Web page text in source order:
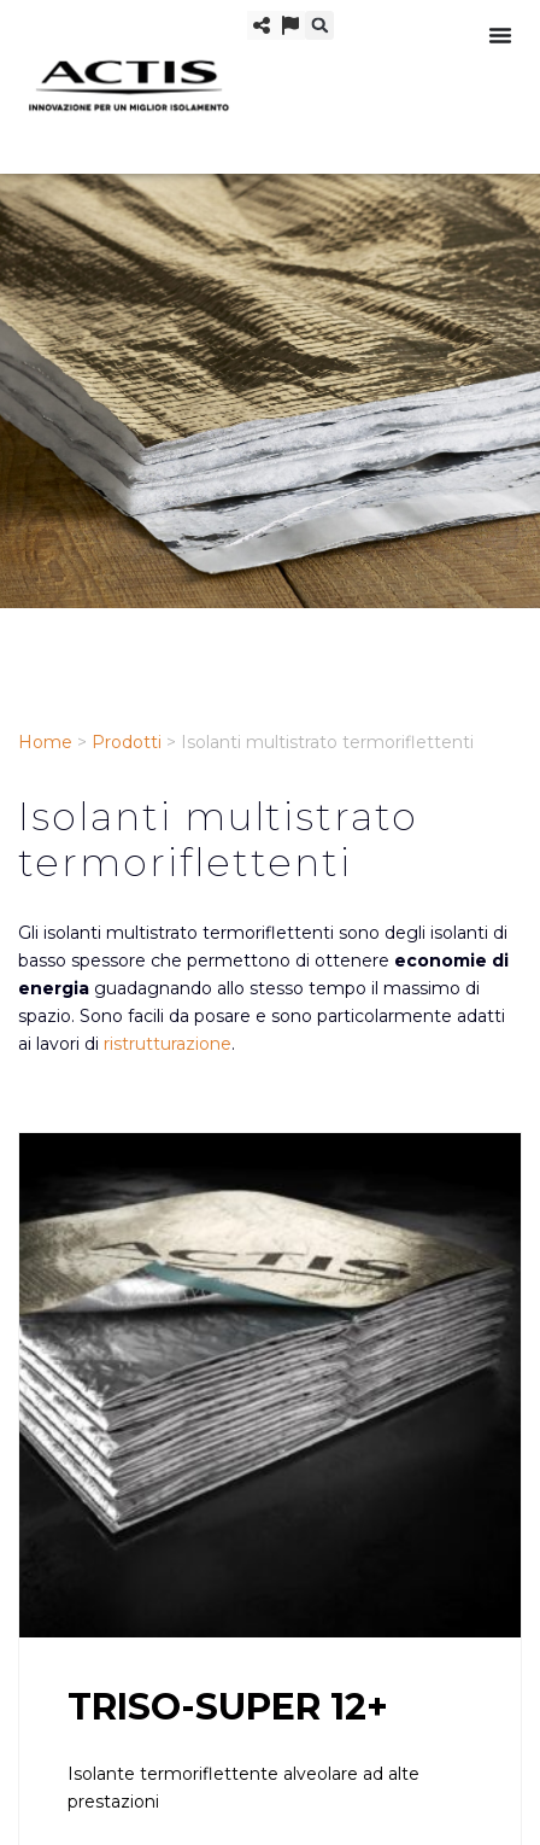
Home > Prodotti > Isolanti multistrato termoriflettenti
Isolanti multistrato
termoriflettenti
Gli isolanti multistrato termoriflettenti sono degli isolanti di
basso spessore che permettono di ottenere economie di
energia guadagnando allo stesso tempo il massimo di
spazio. Sono facili da posare e sono particolarmente adatti
ai lavori di ristrutturazione.
TRISO-SUPER 12+
Isolante termoriflettente alveolare ad alte
prestazioni